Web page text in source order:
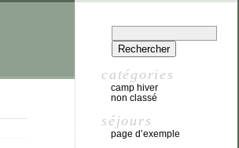
catégories
camp hiver
non classé
séjours
page d’exemple